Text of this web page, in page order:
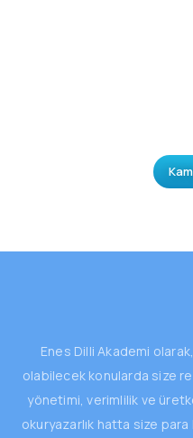
Enes Dilli Akademi olarak,
olabilecek konularda size
yönetimi, verimlilik ve
okuryazarlık hatta size